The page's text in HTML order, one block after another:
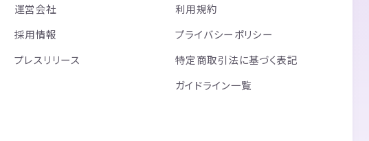
運営会社
採用情報
プレスリリース
利用規約
プライバシーポリシー
特定商取引法に基づく表記
ガイドライン一覧